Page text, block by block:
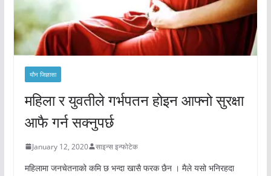
यौन जिज्ञासा
महिला र युवतीले गर्भपतन होइन आफ्नो सुरक्षा
आफै गर्न सक्नुपर्छ
January 12, 2020 साइन्स इन्फोटेक
महिलामा जनचेतनाको कमि छ भन्दा खासै फरक छैन । मैले यसो भनिरहदा